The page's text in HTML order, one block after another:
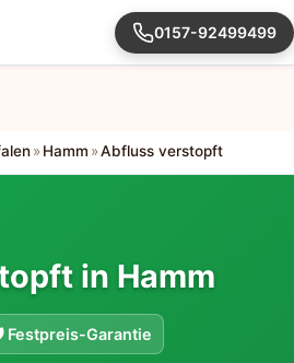
0157-92499499
» Hamm »Abfluss verstopft
in Hamm
Festpreis-Garantie